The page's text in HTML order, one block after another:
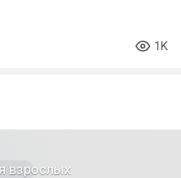
1K
взрослых